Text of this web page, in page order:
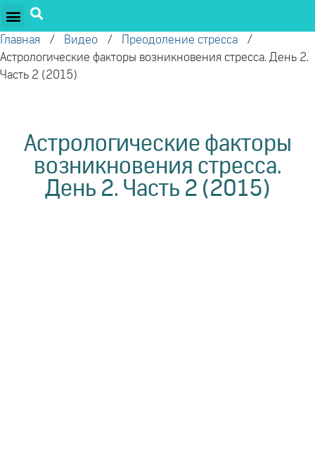
Главная / Видео / Преодоление стресса /
Астрологические факторы возникновения стресса. День 2.
Часть 2 (2015)
Астрологические факторы
возникновения стресса.
День 2. Часть 2 (2015)